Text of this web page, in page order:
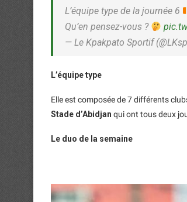
L’équipe type de la journée 6
Qu’en pensez-vous ?
— Le Kpakpato Sportif
L’équipe type
Elle est composée de 7 différents
Stade d’Abidjan qui ont tous deux
Le duo de la semaine